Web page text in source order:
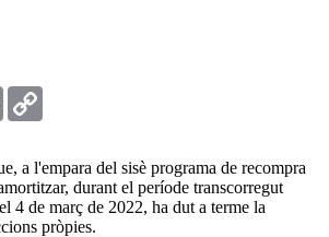
Email
a l'empara del sisè programa de recompra
durant el període transcorregut
4 de març de 2022, ha dut a terme la
pròpies.